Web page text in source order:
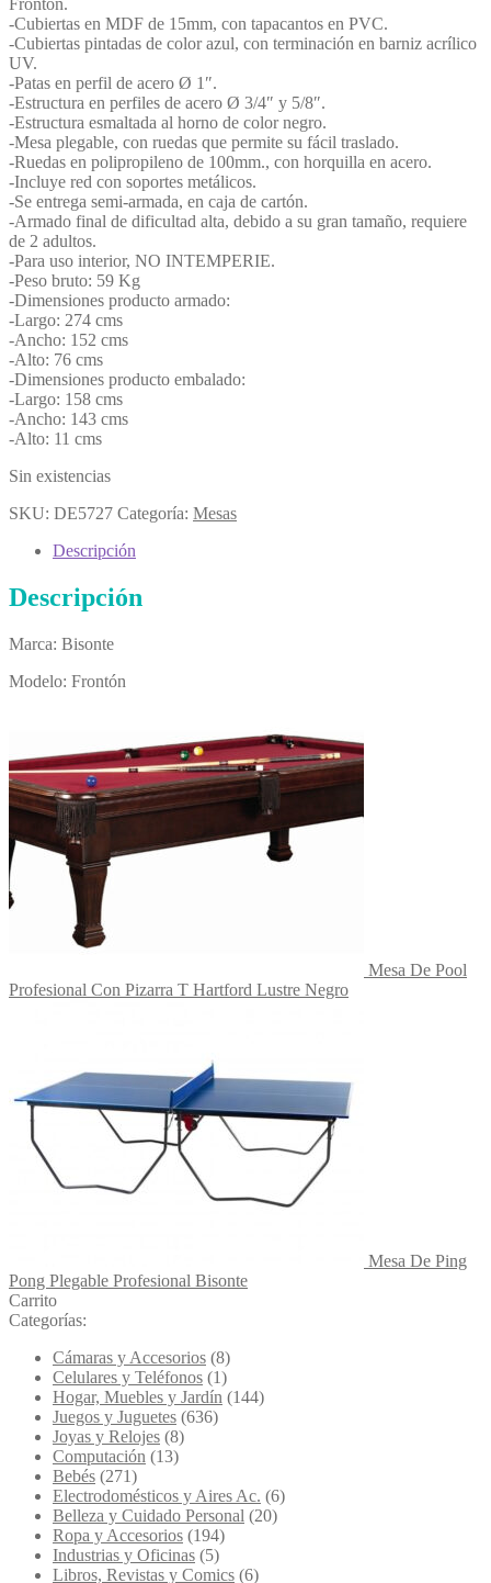
-Cubiertas en MDF de 15mm, con tapacantos en PVC.
-Cubiertas pintadas de color azul, con terminación en barniz acrílico
UV.
-Patas en perfil de acero Ø 1″.
-Estructura en perfiles de acero Ø 3/4″ y 5/8″.
-Estructura esmaltada al horno de color negro.
-Mesa plegable, con ruedas que permite su fácil traslado.
-Ruedas en polipropileno de 100mm., con horquilla en acero.
-Incluye red con soportes metálicos.
-Se entrega semi-armada, en caja de cartón.
-Armado final de dificultad alta, debido a su gran tamaño, requiere
de 2 adultos.
-Para uso interior, NO INTEMPERIE.
-Peso bruto: 59 Kg
-Dimensiones producto armado:
-Largo: 274 cms
-Ancho: 152 cms
-Alto: 76 cms
-Dimensiones producto embalado:
-Largo: 158 cms
-Ancho: 143 cms
-Alto: 11 cms
Sin existencias
SKU: DE5727 Categoría: Mesas
Descripción
Descripción
Marca: Bisonte
Modelo: Frontón
Mesa De Pool
Profesional Con Pizarra T Hartford Lustre Negro
Mesa De Ping
Pong Plegable Profesional Bisonte
Carrito
Categorías:
Cámaras y Accesorios (8)
Celulares y Teléfonos (1)
Hogar, Muebles y Jardín (144)
Juegos y Juguetes (636)
Joyas y Relojes (8)
Computación (13)
Bebés (271)
Electrodomésticos y Aires Ac. (6)
Belleza y Cuidado Personal (20)
Ropa y Accesorios (194)
Industrias y Oficinas (5)
Libros, Revistas y Comics (6)